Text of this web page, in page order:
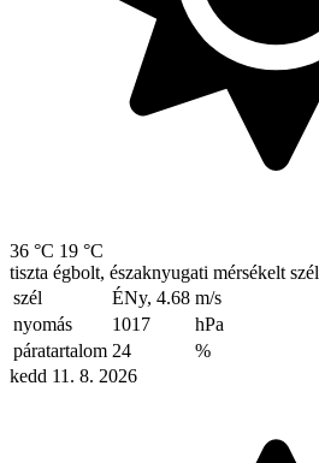
36 °C 19 °C
tiszta égbolt, északnyugati mérsékelt szél
szél
ÉNy, 4.68 m/s
nyomás
1017
hPa
páratartalom 24
%
kedd 11. 8. 2026